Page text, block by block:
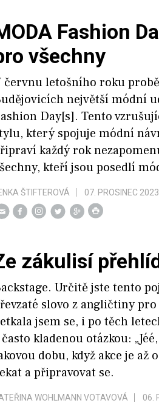
Fashion
všechny
červnu letošního roku
největší módní
Day[s]. Tento
který spojuje módní
každý rok
kteří jsou posedlí
ŠTIFTEROVÁ 07. PROSINEC
zákulisí
Určitě jste tento
slovo z angličtiny
jsem se, i po těch
často kladenou otázkou:
dobu, když akce je až
a připravovat se.
WOHLMANN VOTAVOVÁ 06.